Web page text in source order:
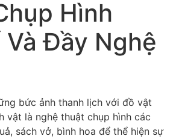
Hình
Và Đầy Nghệ
bức ảnh thanh lịch với đồ vật
vật là nghệ thuật chụp hình các
sách vở, bình hoa để thể hiện sự